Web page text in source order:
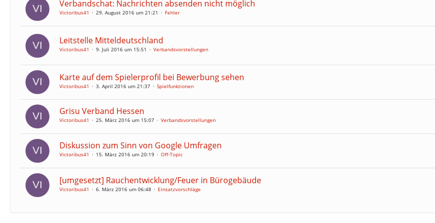
Verbandschat: Nachrichten absenden nicht möglich
Victoribus41 29. August 2016 um 21:21 Fehler
Leitstelle Mitteldeutschland
Victoribus41 9. Juli 2016 um 15:51 Verbandsvorstellungen
Karte auf dem Spielerprofil bei Bewerbung sehen
Victoribus41 3. April 2016 um 21:37 Spielfunktionen
Grisu Verband Hessen
Victoribus41 25. März 2016 um 15:07 Verbandsvorstellungen
Diskussion zum Sinn von Google Umfragen
Victoribus41 15. März 2016 um 20:19 Off-Topic
[umgesetzt] Rauchentwicklung/Feuer in Bürogebäude
Victoribus41 6. März 2016 um 06:48 Einsatzvorschläge